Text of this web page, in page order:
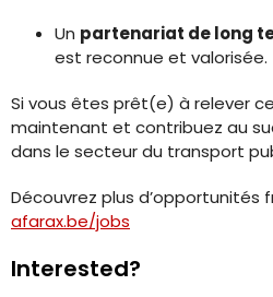
Un partenariat de long
est reconnue et valorisée.
Si vous êtes prêt(e) à relever
maintenant et contribuez au
dans le secteur du transport
Découvrez plus d’opportunités
afarax.be/jobs
Interested?